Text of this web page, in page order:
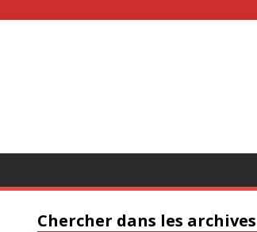
Chercher dans les archives